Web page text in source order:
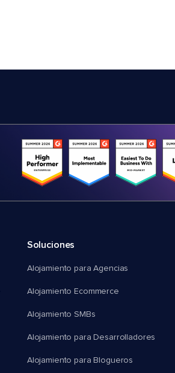
Soluciones
Alojamiento para Agencias
Alojamiento Ecommerce
Alojamiento SMBs
Alojamiento para Desarrolladores
Alojamiento para Blogueros